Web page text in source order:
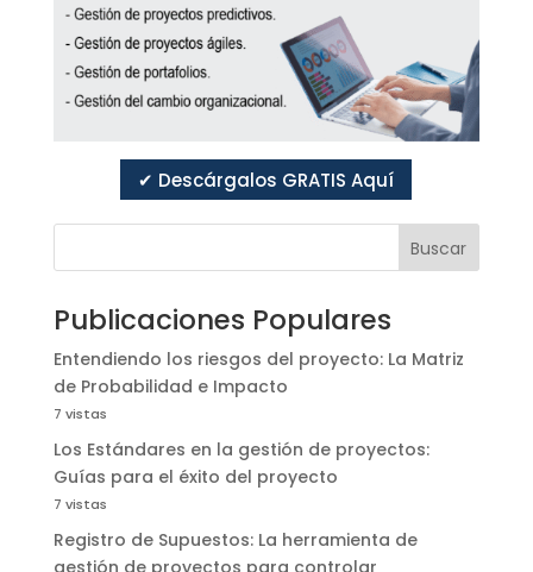
✔ Descárgalos GRATIS Aquí
Buscar
Publicaciones Populares
Entendiendo los riesgos del proyecto: La Matriz
de Probabilidad e Impacto
7 vistas
Los Estándares en la gestión de proyectos:
Guías para el éxito del proyecto
7 vistas
Registro de Supuestos: La herramienta de